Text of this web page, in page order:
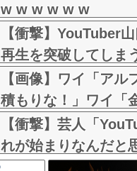
w w w w w w
【衝撃】YouTuber
再生を突破してし
w w w
【画像】ワイ「ア
積もりな！」ワイ「
な？？？？？
【衝撃】芸人「
れが始まりなんだと